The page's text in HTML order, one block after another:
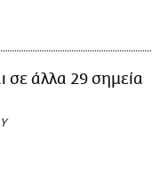
σε άλλα 29 σημεία